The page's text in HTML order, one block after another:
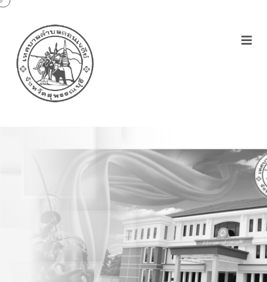
เทศบัญญัติ เรื่อง การกำจัด
การมูลฝอยติดเชื้อ
พ.ศ.2556